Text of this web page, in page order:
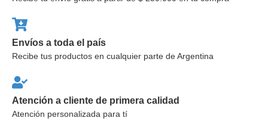
Envíos a toda el país
Recibe tus productos en cualquier parte de Argentina
Atención a cliente de primera calidad
Atención personalizada para tí